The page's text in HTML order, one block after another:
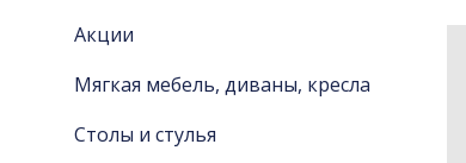
Акции
Мягкая мебель, диваны, кресла
Столы и стулья